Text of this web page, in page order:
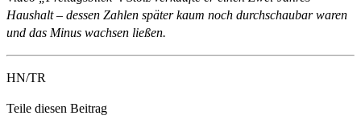
Haushalt – dessen Zahlen später kaum noch durchschaubar waren
und das Minus wachsen ließen.
HN/TR
Teile diesen Beitrag